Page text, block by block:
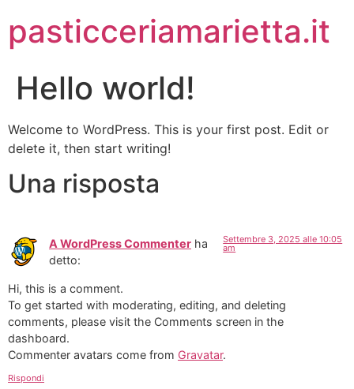
pasticceriamarietta.it
Hello world!
Welcome to WordPress. This is your first post. Edit or
delete it, then start writing!
Una risposta
A WordPress Commenter ha
detto:
Settembre 3, 2025 alle 10:05
am
Hi, this is a comment.
To get started with moderating, editing, and deleting
comments, please visit the Comments screen in the
dashboard.
Commenter avatars come from Gravatar.
Rispondi